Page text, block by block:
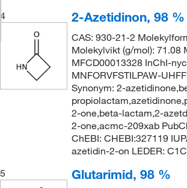
4
2-Azetidinon, 98 %
CAS: 930-21-2
Molekylvikt (g/mol): 71.08
MFCD00013328 InChI-
MNFORVFSTILPAW-
Synonym: 2-
2-one,beta-lactam,2-
2-one,acmc-209xab
ChEBI: CHEBI:327119
azetidin-2-on LEDER:
5
Glutarimid, 98 %